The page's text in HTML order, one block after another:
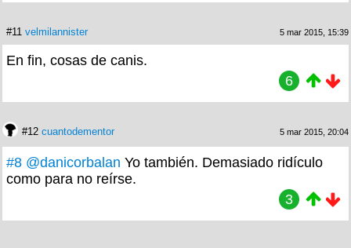
#11 velmilannister 5 mar 2015, 15:39
En fin, cosas de canis.
6
#12 cuantodementor 5 mar 2015, 20:04
#8 @danicorbalan Yo también. Demasiado ridículo
como para no reírse.
3